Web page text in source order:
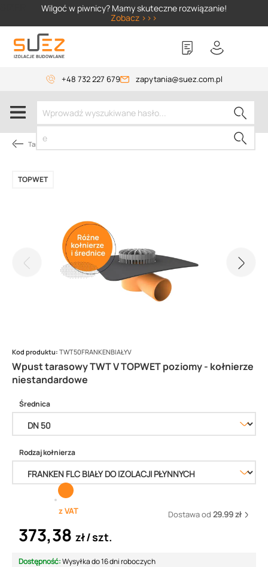
Wilgoć w piwnicy? Mamy skuteczne rozwiązanie!
Zobacz >>>
+48 732 227 679 zapytania@suez.com.pl
Tarasy i balkony
Wpust tarasowy TWT V TOPWET poziomy - kołnierze
niestandardowe
TOPWET
Kod produktu: TWT50FRANKENBIAŁYV
Średnica
Rodzaj kołnierza
z VAT Dostawa od 29.99 zł
373,38 zł szt.
Dostępność:Wysyłka do 16 dni roboczych